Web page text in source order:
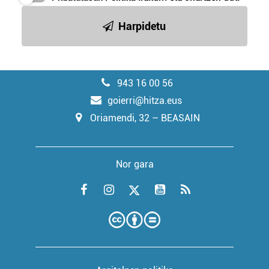
Harpidetu
943 16 00 56
goierri@hitza.eus
Oriamendi, 32 – BEASAIN
Nor gara